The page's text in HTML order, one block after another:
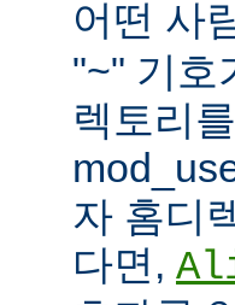
어떤 사
"~" 기호
렉토리
자 홈디
다면,